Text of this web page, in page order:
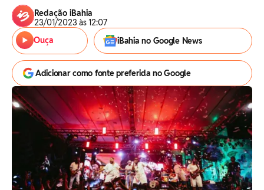
Redação iBahia
23/01/2023 às 12:07
Ouça
iBahia no Google News
Adicionar como fonte preferida no Google